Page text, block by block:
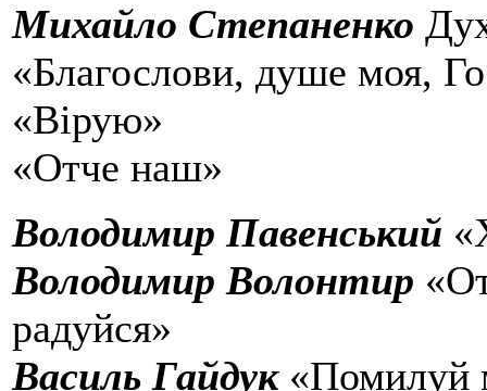
Михайло Степаненко
«Благослови, душе моя,
«Вірую»
«Отче наш»
Володимир Павенський
Володимир Волонтир
радуйся»
Василь Гайдук«Помилуй